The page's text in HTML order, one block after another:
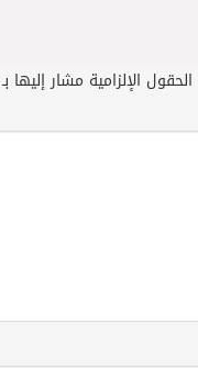
الحقول الإلزامية مشار إليها بـ